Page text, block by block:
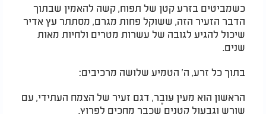
כשמביטים בזרע קטן של תפוח, קשה להאמין שבתוך
הדבר הזעיר הזה, ששוקל פחות מגרם, מסתתר עץ אדיר
שיכול להגיע לגובה של עשרות מטרים ולחיות מאות
שנים.
בתוך כל זרע, ה' הטמיע שלושה מרכיבים:
הראשון הוא מעין עּוּבָר, דגם זעיר של הצמח העתידי, עם
שורש וגבעול קטנים שכבר מחכים לפרוץ.